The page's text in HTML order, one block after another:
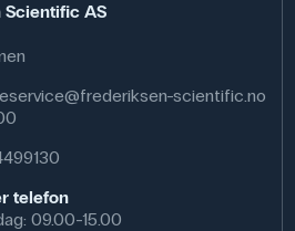
AS
scientific.no
telefon
09.00-15.00